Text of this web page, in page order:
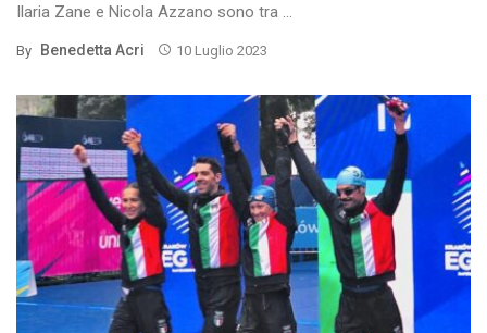
Ilaria Zane e Nicola Azzano sono tra ...
By Benedetta Acri 10 Luglio 2023